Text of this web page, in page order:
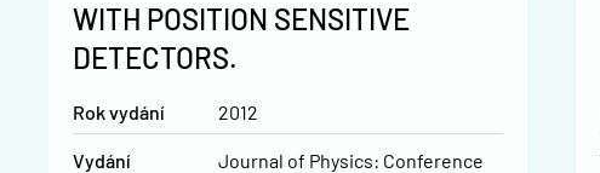
WITH POSITION SENSITIVE
DETECTORS.
Rok vydání 2012
Vydání
Journal of Physics: Conference